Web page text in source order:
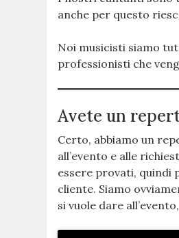
anche per questo
Noi musicisti siamo
professionisti che
Avete un
Certo, abbiamo un
all’evento e alle
essere provati, quindi
cliente. Siamo
si vuole dare